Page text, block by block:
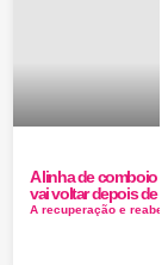
A linha de comboio
vai voltar depois de